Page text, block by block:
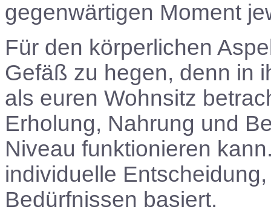
gegenwärtigen Moment
Für den körperlichen
Gefäß zu hegen, denn in
als euren Wohnsitz
Erholung, Nahrung und
Niveau funktionieren
individuelle
Bedürfnissen basiert.